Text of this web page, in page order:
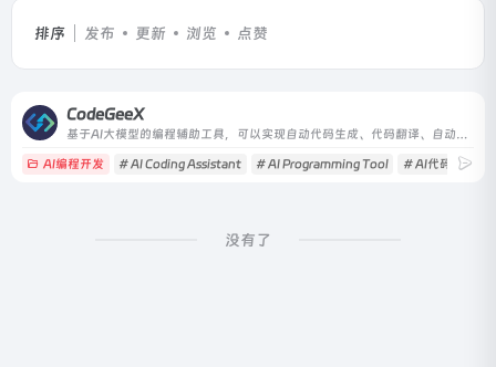
排序 发布 更新 浏览 点赞
CodeGeeX
基于AI大模型的编程辅助工具，可以实现自动代码生成、代码翻译、自动编写注释等功能，支持20多种编程语言。
AI编程开发 # AI Coding Assistant # AI Programming Tool # AI代码生成
没有了